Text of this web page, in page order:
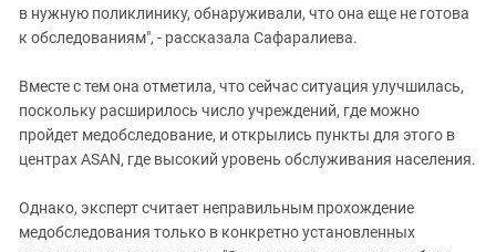
в нужную поликлинику, обнаруживали, что она еще не готова
к обследованиям", - рассказала Сафаралиева.
Вместе с тем она отметила, что сейчас ситуация улучшилась,
поскольку расширилось число учреждений, где можно
пройдет медобследование, и открылись пункты для этого в
центрах ASAN, где высокий уровень обслуживания населения.
Однако, эксперт считает неправильным прохождение
медобследования только в конкретно установленных